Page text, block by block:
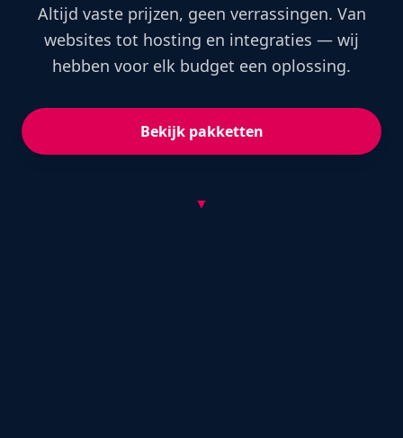
Altijd vaste prijzen, geen verrassingen. Van
websites tot hosting en integraties — wij
hebben voor elk budget een oplossing.
Bekijk pakketten
▼